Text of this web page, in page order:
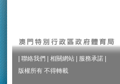
聯絡我們 相關網站 服務承諾
版權所有 不得轉載